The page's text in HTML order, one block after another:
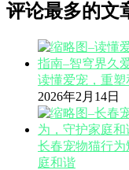
评论最多的文
读懂爱宠，重
2026年2月14日
长春宠物猫行
庭和谐